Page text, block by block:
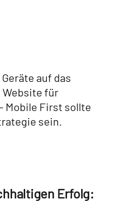
auf das
Website für
Mobile First sollte
sein.
Erfolg: